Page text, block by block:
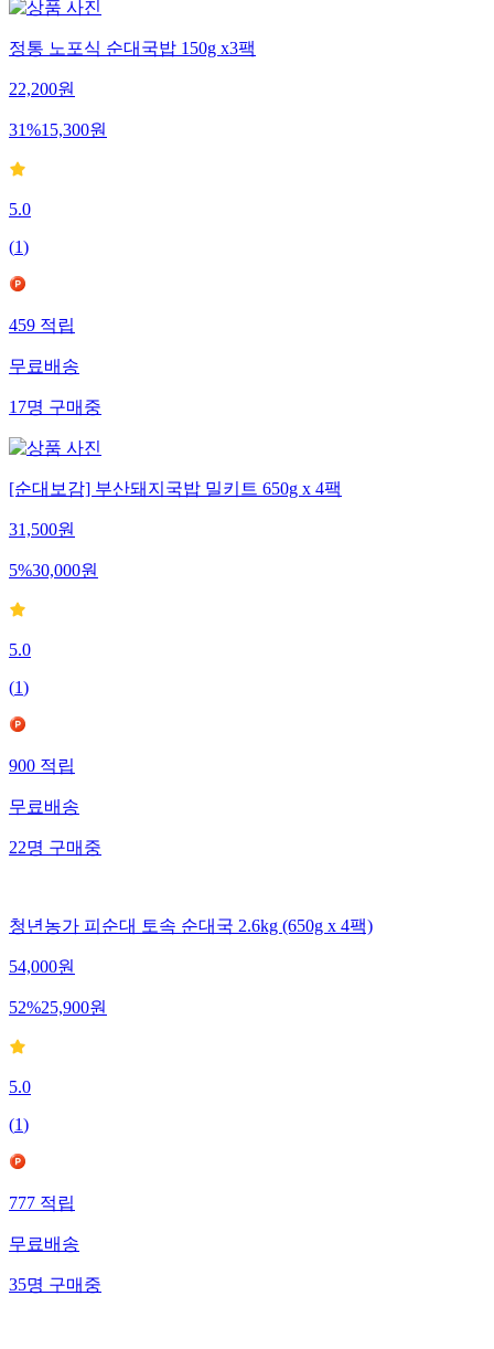
정통 노포식 순대국밥 150g x3팩
22,200원
31%15,300원
5.0
(1)
459적립
무료배송
17명구매중
[순대보감] 부산돼지국밥 밀키트 650g x 4팩
31,500원
5%30,000원
5.0
(1)
900적립
무료배송
22명구매중
청년농가 피순대 토속 순대국 2.6kg (650g x 4팩)
54,000원
52%25,900원
5.0
(1)
777적립
무료배송
35명구매중